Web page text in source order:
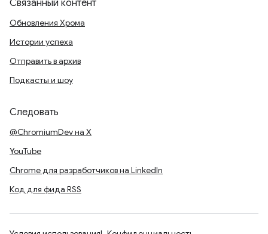
Связанный контент
Обновления Хрома
Истории успеха
Отправить в архив
Подкасты и шоу
Следовать
@ChromiumDev на X
YouTube
Chrome для разработчиков на LinkedIn
Код для фида RSS